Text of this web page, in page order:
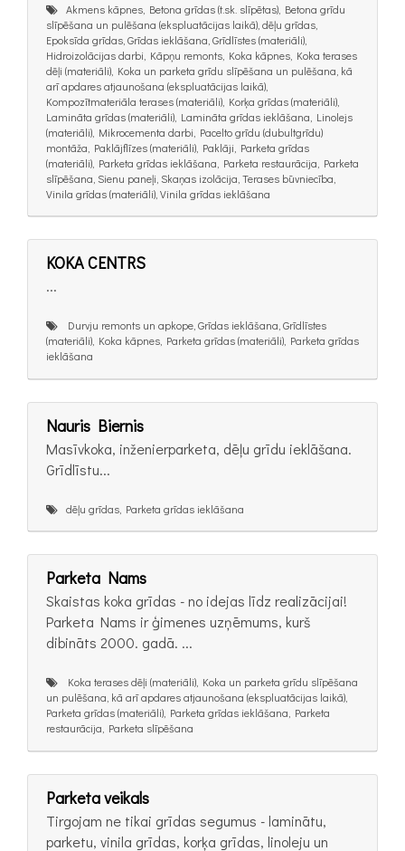
Akmens kāpnes, Betona grīdas (t.sk. slīpētas), Betona grīdu
slīpēšana un pulēšana (ekspluatācijas laikā), dēļu grīdas,
Epoksīda grīdas, Grīdas ieklāšana, Grīdlīstes (materiāli),
Hidroizolācijas darbi, Kāpņu remonts, Koka kāpnes, Koka terases
dēļi (materiāli), Koka un parketa grīdu slīpēšana un pulēšana, kā
arī apdares atjaunošana (ekspluatācijas laikā),
Kompozītmateriāla terases (materiāli), Korķa grīdas (materiāli),
Lamināta grīdas (materiāli), Lamināta grīdas ieklāšana, Linolejs
(materiāli), Mikrocementa darbi, Pacelto grīdu (dubultgrīdu)
montāža, Paklājflīzes (materiāli), Paklāji, Parketa grīdas
(materiāli), Parketa grīdas ieklāšana, Parketa restaurācija, Parketa
slīpēšana, Sienu paneļi, Skaņas izolācija, Terases būvniecība,
Vinila grīdas (materiāli), Vinila grīdas ieklāšana
KOKA CENTRS
...
Durvju remonts un apkope, Grīdas ieklāšana, Grīdlīstes
(materiāli), Koka kāpnes, Parketa grīdas (materiāli), Parketa grīdas
ieklāšana
Nauris Biernis
Masīvkoka, inženierparketa, dēļu grīdu ieklāšana.
Grīdlīstu...
dēļu grīdas, Parketa grīdas ieklāšana
Parketa Nams
Skaistas koka grīdas - no idejas līdz realizācijai!
Parketa Nams ir ģimenes uzņēmums, kurš
dibināts 2000. gadā. ...
Koka terases dēļi (materiāli), Koka un parketa grīdu slīpēšana
un pulēšana, kā arī apdares atjaunošana (ekspluatācijas laikā),
Parketa grīdas (materiāli), Parketa grīdas ieklāšana, Parketa
restaurācija, Parketa slīpēšana
Parketa veikals
Tirgojam ne tikai grīdas segumus - laminātu,
parketu, vinila grīdas, korķa grīdas, linoleju un